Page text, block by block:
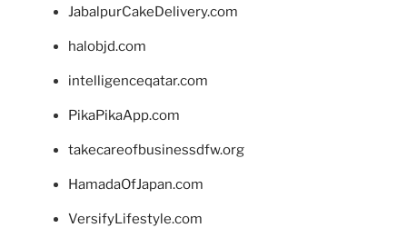
JabalpurCakeDelivery.com
halobjd.com
intelligenceqatar.com
PikaPikaApp.com
takecareofbusinessdfw.org
HamadaOfJapan.com
VersifyLifestyle.com